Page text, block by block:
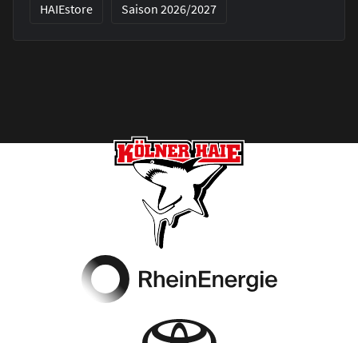
HAIEstore Saison 2026/2027